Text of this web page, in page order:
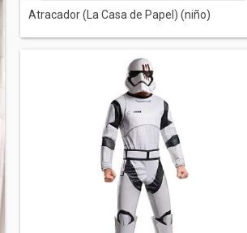
Atracador (La Casa de Papel) (niño)